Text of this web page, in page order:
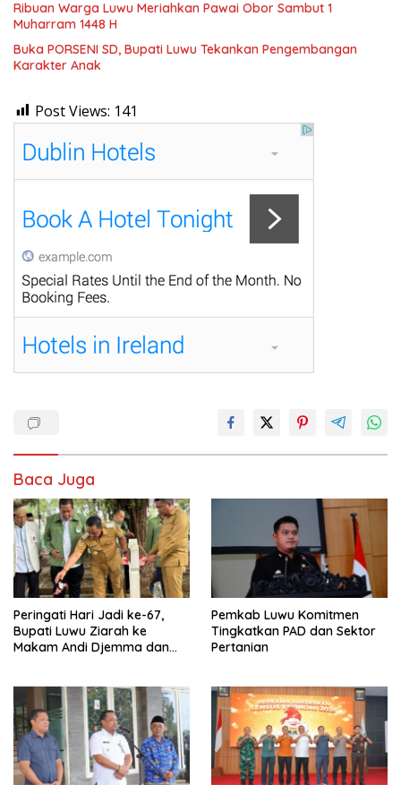
Ribuan Warga Luwu Meriahkan Pawai Obor Sambut 1
Muharram 1448 H
Buka PORSENI SD, Bupati Luwu Tekankan Pengembangan
Karakter Anak
Post Views: 141
Baca Juga
Peringati Hari Jadi ke-67,
Bupati Luwu Ziarah ke
Makam Andi Djemma dan
Pemkab Luwu Komitmen
Tingkatkan PAD dan Sektor
Pertanian